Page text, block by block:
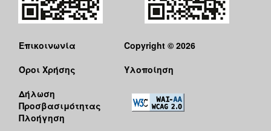
Επικοινωνία
Όροι Χρήσης
Δήλωση
Προσβασιμότητας
Πλοήγηση
Copyright © 2026
Υλοποίηση